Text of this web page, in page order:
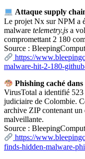
Attaque supply
Le projet Nx sur NPM a
malware telemetry.js a
compromettant 2 180
Source :
https://
malware-hit-2-180-
Phishing caché
VirusTotal a identifié
judiciaire de Colombie.
archive ZIP contenant
malveillante.
Source :
https://
finds-hidden-malware-